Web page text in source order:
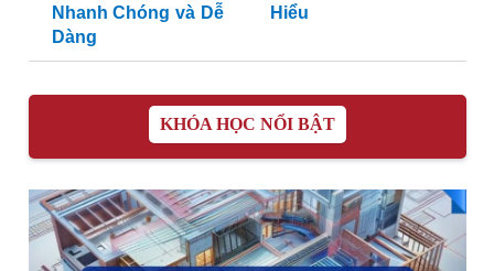
Nhanh Chóng và Dễ
Dàng
Hiểu
KHÓA HỌC NỔI BẬT